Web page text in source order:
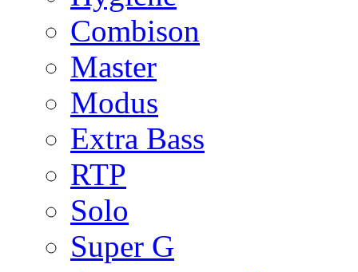
Combison
Master
Modus
Extra Bass
RTP
Solo
Super G